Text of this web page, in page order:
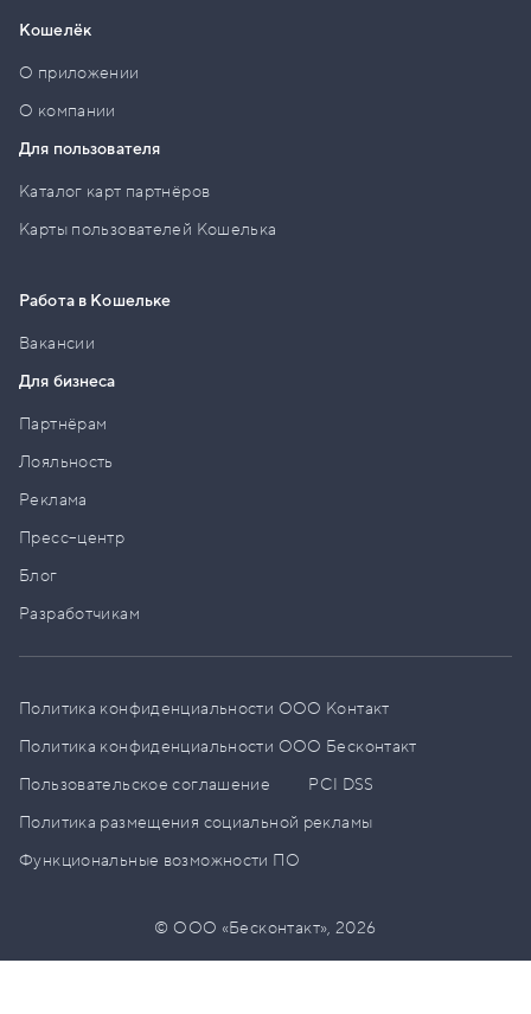
Кошелёк
О приложении
О компании
Для пользователя
Каталог карт партнёров
Карты пользователей Кошелька
Работа в Кошельке
Вакансии
Для бизнеса
Партнёрам
Лояльность
Реклама
Пресс–центр
Блог
Разработчикам
Политика конфиденциальности ООО Контакт
Политика конфиденциальности ООО Бесконтакт
Пользовательское соглашение
PCI DSS
Политика размещения социальной рекламы
Функциональные возможности ПО
© ООО «Бесконтакт»,2026